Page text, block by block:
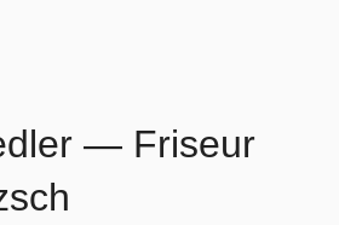
— Friseur